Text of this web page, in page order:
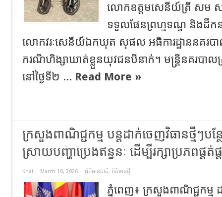
លោកឧត្តមសេនីយ៍ត្រី សម សា
ទទួលផែនព្រហ្មទណ្ឌ និងដឹក
លោកវរៈសេនីយ៍ឯកឃុត សុផល អធិការដ្ឋាននគរប
ករណីហិង្សាឃាត់ខ្លួនយុវជនបីនាក់។ មន្ត្រីនគរបា
នៅថ្ងៃទី២ ... Read More »
ក្រសួងពាណិជ្ជកម្ម​ បន្ដដាក់ចេញវិធានថ្មីៗបន្
ស្រាយបញ្ហាប្រេងឥន្ធនៈ​ ដើម្បីរក្សាប្រភពផ្គ
Khai March 10, 2026 ព័ត៌មានជាតិ, ព័ត៌មានថ្មី
ភ្នំពេញ​៖​ ក្រសួងពាណិជ្ជកម្ម​ ដ